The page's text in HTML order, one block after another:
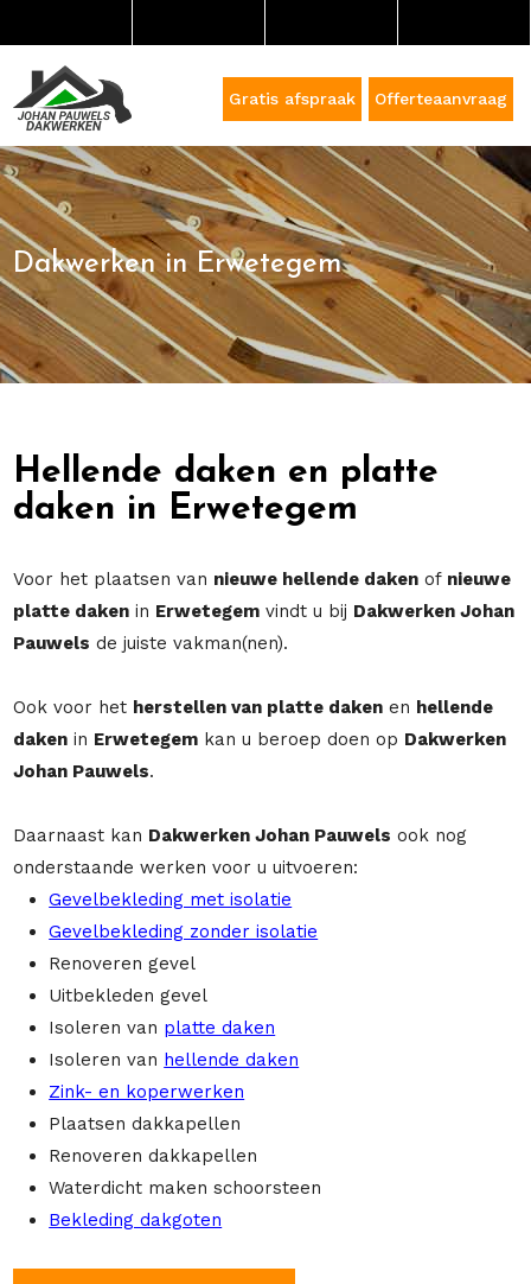
Gratis afspraak Offerteaanvraag
Dakwerken in Erwetegem
Hellende daken en platte
daken in Erwetegem
Voor het plaatsen van nieuwe hellende daken of nieuwe
platte daken in Erwetegem vindt u bij Dakwerken Johan
Pauwels de juiste vakman(nen).
Ook voor het herstellen van platte daken en hellende
daken in Erwetegem kan u beroep doen op Dakwerken
Johan Pauwels.
Daarnaast kan Dakwerken Johan Pauwels ook nog
onderstaande werken voor u uitvoeren:
Gevelbekleding met isolatie
Gevelbekleding zonder isolatie
Renoveren gevel
Uitbekleden gevel
Isoleren van platte daken
Isoleren van hellende daken
Zink- en koperwerken
Plaatsen dakkapellen
Renoveren dakkapellen
Waterdicht maken schoorsteen
Bekleding dakgoten